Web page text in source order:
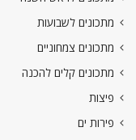
מתכונים לשבועות
מתכונים צמחוניים
מתכונים קלים להכנה
פיצות
פירות ים